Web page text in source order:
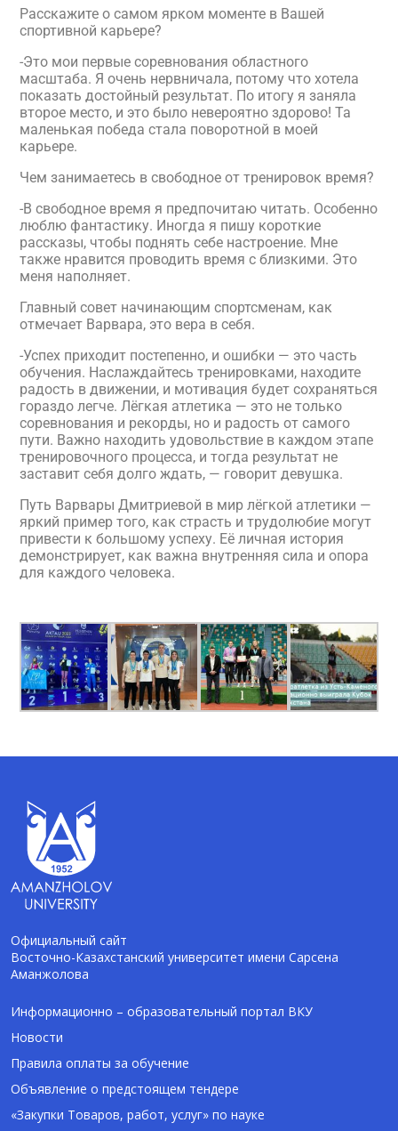
Расскажите о самом ярком моменте в Вашей
спортивной карьере?
-Это мои первые соревнования областного
масштаба. Я очень нервничала, потому что хотела
показать достойный результат. По итогу я заняла
второе место, и это было невероятно здорово! Та
маленькая победа стала поворотной в моей
карьере.
Чем занимаетесь в свободное от тренировок время?
-В свободное время я предпочитаю читать. Особенно
люблю фантастику. Иногда я пишу короткие
рассказы, чтобы поднять себе настроение. Мне
также нравится проводить время с близкими. Это
меня наполняет.
Главный совет начинающим спортсменам, как
отмечает Варвара, это вера в себя.
-Успех приходит постепенно, и ошибки — это часть
обучения. Наслаждайтесь тренировками, находите
радость в движении, и мотивация будет сохраняться
гораздо легче. Лёгкая атлетика — это не только
соревнования и рекорды, но и радость от самого
пути. Важно находить удовольствие в каждом этапе
тренировочного процесса, и тогда результат не
заставит себя долго ждать, — говорит девушка.
Путь Варвары Дмитриевой в мир лёгкой атлетики —
яркий пример того, как страсть и трудолюбие могут
привести к большому успеху. Её личная история
демонстрирует, как важна внутренняя сила и опора
для каждого человека.
Официальный сайт
Восточно-Казахстанский университет имени Сарсена
Аманжолова
Информационно – образовательный портал ВКУ
Новости
Правила оплаты за обучение
Объявление о предстоящем тендере
«Закупки Товаров, работ, услуг» по науке
Помощник Amanzholov University
Здравствуйте! Я AI-Talapker — помощник
ВКУ им. Сарсена Аманжолова (ВКУ). Отвечу
на вопросы о поступлении в бакалавриат,